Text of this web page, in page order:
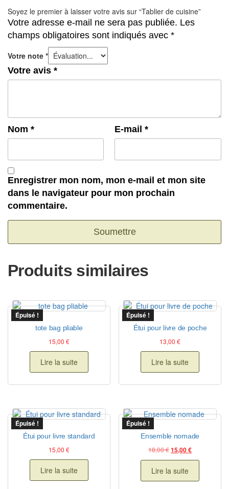
Soyez le premier à laisser votre avis sur “Tablier de cuisine”
Votre adresse e-mail ne sera pas publiée. Les
champs obligatoires sont indiqués avec *
Votre note *
Votre avis *
Nom * E-mail *
Enregistrer mon nom, mon e-mail et mon site
dans le navigateur pour mon prochain
commentaire.
Produits similaires
Épuisé !
tote bag pliable
15,00 €
Lire la suite
Épuisé !
Étui pour livre de poche
13,00€
Lire la suite
Épuisé !
Étui pour livre standard
15,00 €
Lire la suite
Épuisé !
Ensemble nomade
18,00€Le prix initial était :
15,00€Le prix
Lire la suite